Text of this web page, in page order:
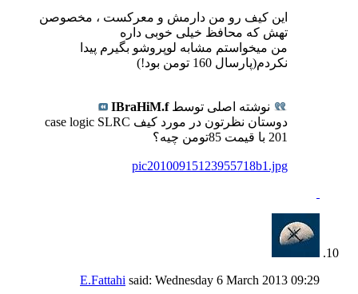
این کیف رو من دارمش و معرکست ، مخصوصن
تهش که محافظ خیلی خوبی داره
من میخواستم مشابه لوپروشو بگیرم پیدا
نکردم(پارسال 160 تومن بود!)
نوشته اصلی توسطIBraHiM.f
دوستان نظرتون در مورد کیف case logic SLRC
201 با قیمت 85تومن چیه؟
pic20100915123955718b1.jpg
E.Fattahi said: Wednesday 6 March 2013 09:29